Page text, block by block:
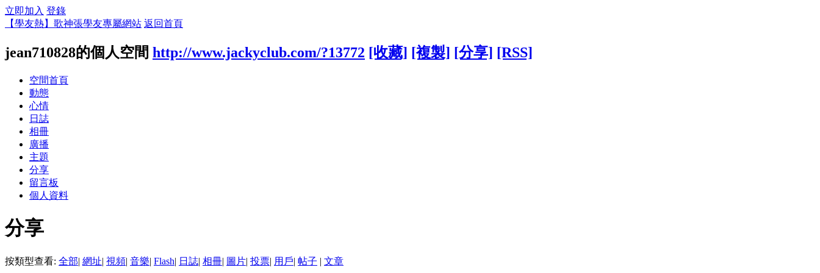
立即加入 登錄
【學友熱】歌神張學友專屬網站 返回首頁
jean710828的個人空間 http://www.jackyclub.com/?13772 [收藏] [複製] [分享] [RSS]
空間首頁
動態
心情
日誌
相冊
廣播
主題
分享
留言板
個人資料
分享
按類型查看: 全部| 網址| 視頻| 音樂| Flash| 日誌| 相冊| 圖片| 投票| 用戶| 帖子 | 文章